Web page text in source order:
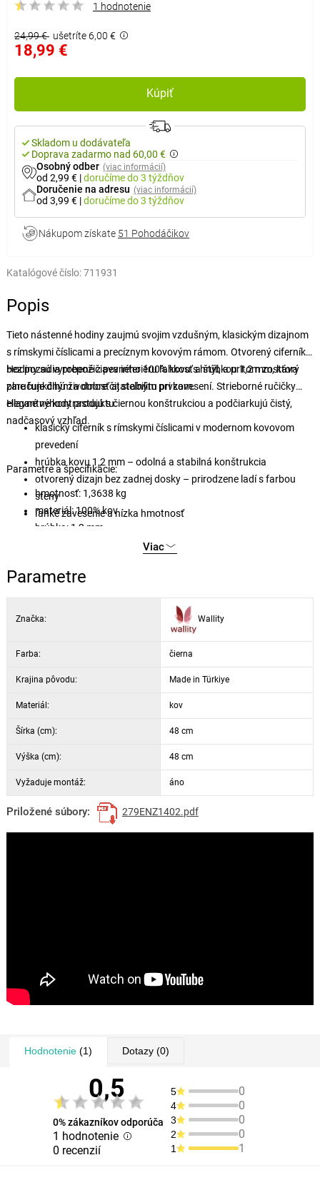
1 hodnotenie
24,99 € ušetríte 6,00 €
18,99 €
Kúpiť
Skladom u dodávateľa
Doprava zadarmo nad 60,00 €
Osobný odber (viac informácií)
od 2,99 € |doručímedo 3 týždňov
Doručenie na adresu (viac informácií)
od 3,99 € |doručímedo 3 týždňov
Nákupom získate 51 Pohodáčikov
Katalógové číslo:711931
Popis
Tieto nástenné hodiny zaujmú svojim vzdušným, klasickým dizajnom
s rímskymi číslicami a precíznym kovovým rámom. Otvorený ciferník
bez pozadia prepožičiava interiéru ľahkosť a štýl, a pritom zostáva
plne funkčným a dobre čitateľným prvkom.
Hodiny sú vyrobené z pevného 100% kovu s hrúbkou 1,2 mm, ktorý
zaručuje dlhú životnosť aj stabilitu pri zavesení. Strieborné ručičky
elegantne kontrastujú s čiernou konštrukciou a podčiarkujú čistý,
nadčasový vzhľad.
Hlavné výhody produktu:
klasický ciferník s rímskymi číslicami v modernom kovovom
prevedení
hrúbka kovu 1,2 mm – odolná a stabilná konštrukcia
otvorený dizajn bez zadnej dosky – prirodzene ladí s farbou
steny
ľahké zavesenie a nízka hmotnosť
Parametre a špecifikácie:
hmotnosť: 1,3638 kg
materiál: 100% kov
hrúbka: 1,2 mm
napájanie: 1x AA batéria (nie je súčasťou balenia)
Viac
Parametre
Značka: Wallity
Farba: čierna
Krajina pôvodu: Made in Türkiye
Materiál: kov
Šírka (cm): 48 cm
Výška (cm): 48 cm
Vyžaduje montáž: áno
Priložené súbory: 279ENZ1402.pdf
Hodnotenie(1) Dotazy(0)
0,5
0% zákazníkov odporúča
1 hodnotenie
0 recenzií
5 0
4 0
3 0
2 0
1 1